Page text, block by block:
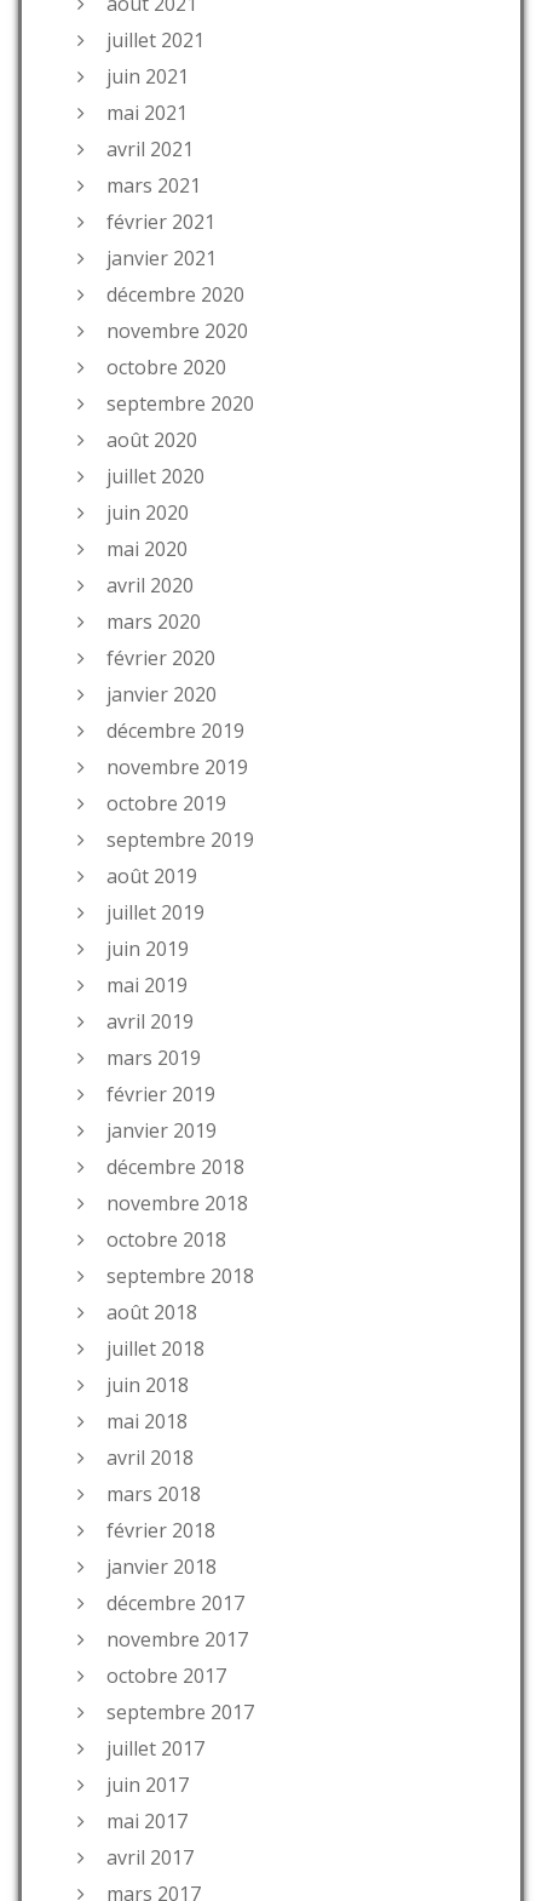
juillet 2021
juin 2021
mai 2021
avril 2021
mars 2021
février 2021
janvier 2021
décembre 2020
novembre 2020
octobre 2020
septembre 2020
août 2020
juillet 2020
juin 2020
mai 2020
avril 2020
mars 2020
février 2020
janvier 2020
décembre 2019
novembre 2019
octobre 2019
septembre 2019
août 2019
juillet 2019
juin 2019
mai 2019
avril 2019
mars 2019
février 2019
janvier 2019
décembre 2018
novembre 2018
octobre 2018
septembre 2018
août 2018
juillet 2018
juin 2018
mai 2018
avril 2018
mars 2018
février 2018
janvier 2018
décembre 2017
novembre 2017
octobre 2017
septembre 2017
juillet 2017
juin 2017
mai 2017
avril 2017
mars 2017